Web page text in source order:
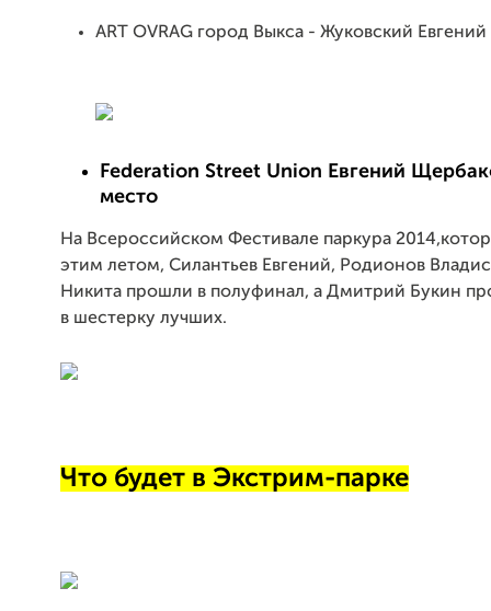
ART OVRAG город Выкса - Жуковский
Federation Street Union Евгений
место
На Всероссийском Фестивале паркура
этим летом, Силантьев Евгений, Родионов
Никита прошли в полуфинал, а Дмитрий Букин
в шестерку лучших.
Что будет в Экстрим-парке